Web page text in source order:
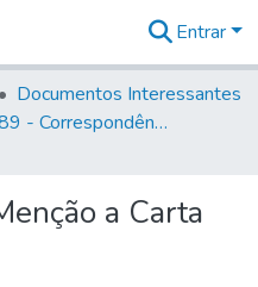
Entrar
Documentos Interessantes
Volume 89 - Correspondência do então Governador e Capitão General de São Paulo, Antonio Manoel de Mello Castro (1797-1802)
a Carta